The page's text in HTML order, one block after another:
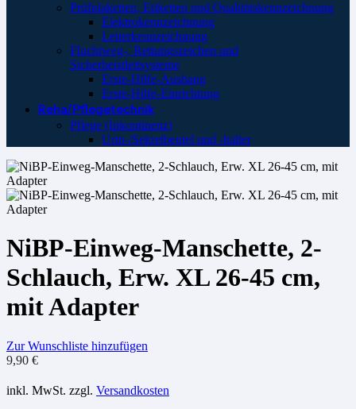
Prüfplaketten, Etiketten und Qualitätskennzeichnung
Elektrokennzeichnung
Leiterkennzeichnung
Fluchtweg-, Rettungszeichen und
Sicherheistleitsysteme
Erste-Hilfe-Aushang
Erste-Hilfe-Einrichtung
Reha/Pflegetechnik
Pflege (Inkontinenz)
Urin-/Sekretbeutel und -halter
NiBP-Einweg-Manschette, 2-
Schlauch, Erw. XL 26-45 cm,
mit Adapter
Zur Wunschliste hinzufügen
9,90 €
inkl. MwSt. zzgl. Versandkosten